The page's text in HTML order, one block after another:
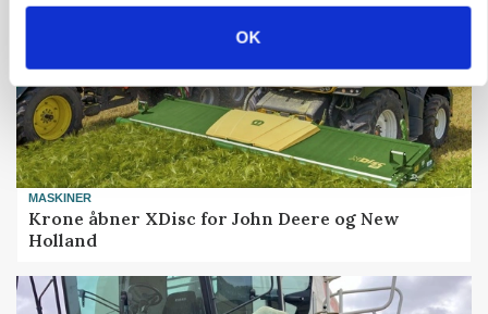
OK
MASKINER
Krone åbner XDisc for John Deere og New
Holland